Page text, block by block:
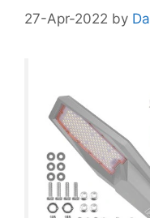
27-Apr-2022 by